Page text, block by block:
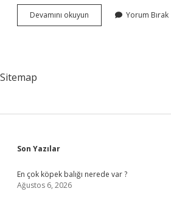
Devamını okuyun
Eskiden
Yorum Bırak
Sitemap
Sidebar
Son Yazılar
En çok köpek balığı nerede var ?
Ağustos 6, 2026